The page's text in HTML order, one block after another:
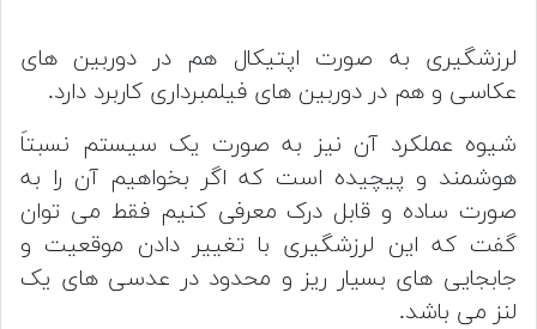
لرزشگیری به صورت اپتیکال هم در دوربین های
عکاسی و هم در دوربین های فیلمبرداری کاربرد دارد.
شیوه عملکرد آن نیز به صورت یک سیستم نسبتاَ
هوشمند و پیچیده است که اگر بخواهیم آن را به
صورت ساده و قابل درک معرفی کنیم فقط می توان
گفت که این لرزشگیری با تغییر دادن موقعیت و
جابجایی های بسیار ریز و محدود در عدسی های یک
لنز می باشد.